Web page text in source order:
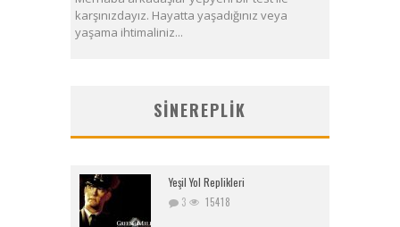
karşınızdayız. Hayatta yaşadığınız veya
yaşama ihtimaliniz...
SINEREPLIK
Yeşil Yol Replikleri
3 15418